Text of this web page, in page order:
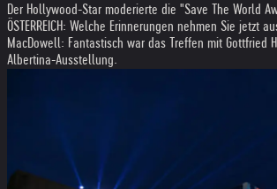
Der Hollywood-Star moderierte die "Save The World
ÖSTERREICH: Welche Erinnerungen nehmen Sie jetzt
MacDowell: Fantastisch war das Treffen mit Gottfried
Albertina-Ausstellung.